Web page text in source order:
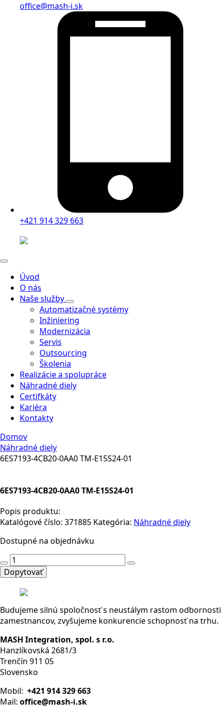
office@mash-i.sk
+421 914 329 663
Úvod
O nás
Naše služby
Automatizačné systémy
Inžiniering
Modernizácia
Servis
Outsourcing
Školenia
Realizácie a spolupráce
Náhradné diely
Certifkáty
Kariéra
Kontakty
Domov
Náhradné diely
6ES7193-4CB20-0AA0 TM-E15S24-01
6ES7193-4CB20-0AA0 TM-E15S24-01
Popis produktu:
Katalógové číslo: 371885 Kategória: Náhradné diely
Dostupné na objednávku
množstvo
6ES7193-
4CB20-
E15S24-
01
Dopytovať
Budujeme silnú spoločnosť s neustálym rastom odbornosti
zamestnancov, zvyšujeme konkurencie schopnosť na trhu.
MASH Integration, spol. s r.o.
Hanzlíkovská 2681/3
Trenčín 911 05
Slovensko
Mobil: +421 914 329 663
Mail: office@mash-i.sk